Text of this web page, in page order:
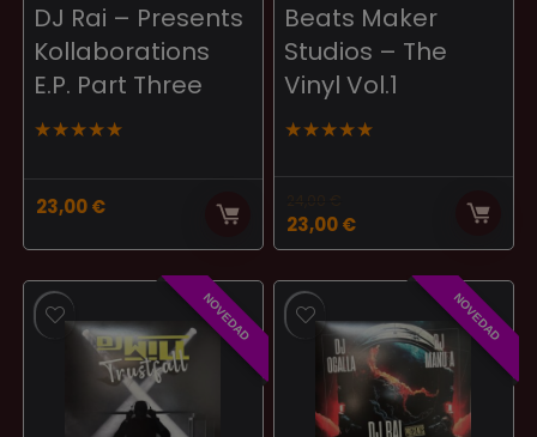
DJ Rai – Presents
Kollaborations
E.P. Part Three
★★★★★
23,00€
Beats Maker
Studios – The
Vinyl Vol.1
★★★★★
24,00 €
El
precio
era:
24,00 €.
23,00€El
precio
actual
23,00 €.
NOVEDAD NOVEDAD